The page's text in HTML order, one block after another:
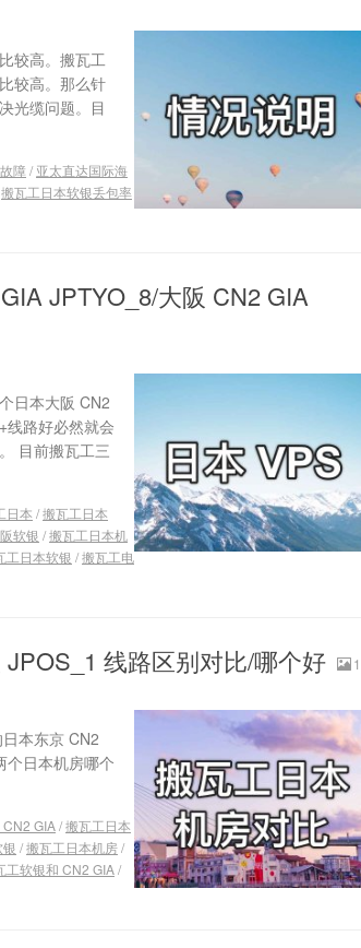
较高。搬瓦工
较高。那么针
光缆问题。目
障 / 亚太直达国际海
搬瓦工日本软银丢包率
JPTYO_8/大阪 CN2 GIA
日本大阪 CN2
线路好必然就会
目前搬瓦工三
日本 /搬瓦工日本
软银 /搬瓦工日本机
工日本软银 /搬瓦工电
线路区别对比/哪个好
1
本东京 CN2
个日本机房哪个
GIA/搬瓦工日本
/搬瓦工日本机房/
工软银和 CN2 GIA/